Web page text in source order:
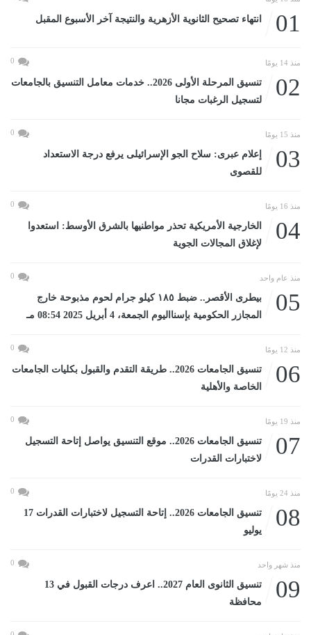
01 انتهاء تصحيح الثانوية الأزهرية والنتيجة آخر الأسبوع المقبل
منذ 14 يومًا 0
02
تنسيق المرحلة الأولى 2026.. خدمات معامل التنسيق بالجامعات
لتسجيل الرغبات مجانا
منذ 15 يومًا 0
03
إعلام عبرى: سلاح الجو الإسرائيلى يرفع درجة الاستعداد
للقصوى
منذ 16 يومًا 0
04
الخارجية الأمريكية تحذر مواطنيها بالشرق الأوسط: استعدوا
لإغلاق المجالات الجوية
منذ عام واحد 0
05
بيطرى الأقصر.. ضبط ١٨٥ كيلو جرام لحوم مذبوحة خارج
المجازر الحكومية بإسنااليوم الجمعة، 4 أبريل 2025 08:54 مـ
منذ 12 يومًا 0
06
تنسيق الجامعات 2026.. طريقة التقدم والقبول بكليات الجامعات
الخاصة والأهلية
منذ 19 يومًا 0
07
تنسيق الجامعات 2026.. موقع التنسيق يواصل إتاحة التسجيل
لاختبارات القدرات
منذ 24 يومًا 0
08
تنسيق الجامعات 2026.. إتاحة التسجيل لاختبارات القدرات 17
يوليو
منذ شهر واحد 0
09
تنسيق الثانوى العام 2027.. اعرف درجات القبول في 13
محافظة